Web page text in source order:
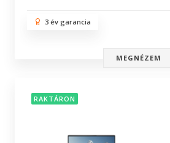
3 év garancia
MEGNÉZEM
RAKTÁRON